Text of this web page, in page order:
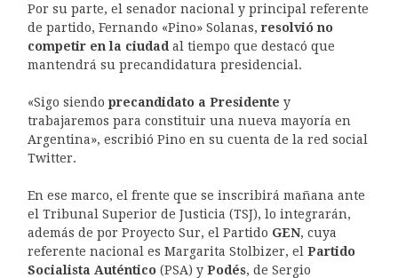
Por su parte, el senador nacional y principal referente
de partido, Fernando «Pino» Solanas, resolvió no
competir en la ciudadal tiempo que destacó que
mantendrá su precandidatura presidencial.
«Sigo siendo precandidato a Presidente y
trabajaremos para constituir una nueva mayoría en
Argentina», escribió Pino en su cuenta de la red social
Twitter.
En ese marco, el frente que se inscribirá mañana ante
el Tribunal Superior de Justicia (TSJ), lo integrarán,
además de por Proyecto Sur, el Partido GEN, cuya
referente nacional es Margarita Stolbizer, el Partido
Socialista Auténtico(PSA) y Podés, de Sergio